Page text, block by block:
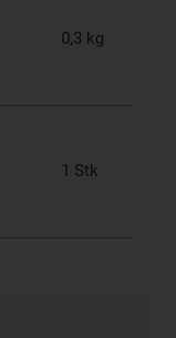
0,3 kg
1 Stk